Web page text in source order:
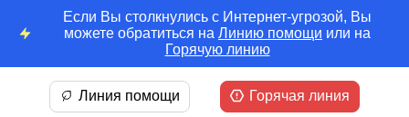
Если Вы столкнулись с Интернет-угрозой, Вы
можете обратиться на Линию помощи или на
Горячую линию
Линия помощи Горячая линия